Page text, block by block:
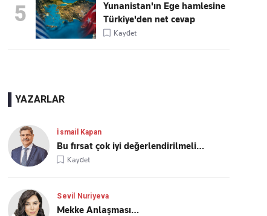
5
Yunanistan'ın Ege hamlesine
Türkiye'den net cevap
Kaydet
YAZARLAR
İsmail Kapan
Bu fırsat çok iyi değerlendirilmeli…
Kaydet
Sevil Nuriyeva
Mekke Anlaşması…